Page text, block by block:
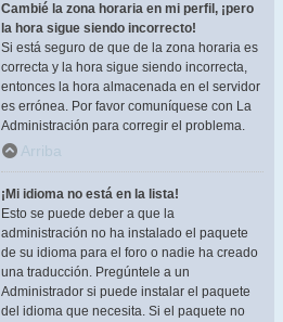
Cambié la zona horaria en mi perfil, ¡pero
la hora sigue siendo incorrecto!
Si está seguro de que de la zona horaria es
correcta y la hora sigue siendo incorrecta,
entonces la hora almacenada en el servidor
es errónea. Por favor comuníquese con La
Administración para corregir el problema.
Arriba
¡Mi idioma no está en la lista!
Esto se puede deber a que la
administración no ha instalado el paquete
de su idioma para el foro o nadie ha creado
una traducción. Pregúntele a un
Administrador si puede instalar el paquete
del idioma que necesita. Si el paquete no